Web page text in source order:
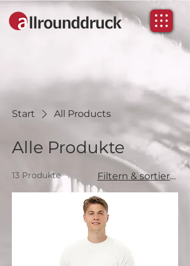
Start All Products
Alle Produkte
13 Produkte Filtern & sortieren